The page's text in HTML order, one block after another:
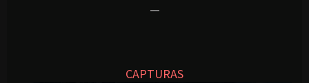
—
CAPTURAS